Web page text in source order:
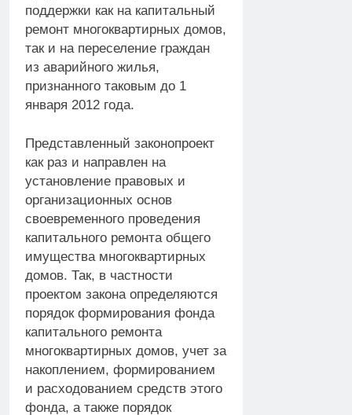
поддержки как на капитальный
ремонт многоквартирных домов,
так и на переселение граждан
из аварийного жилья,
признанного таковым до 1
января 2012 года.
Представленный законопроект
как раз и направлен на
установление правовых и
организационных основ
своевременного проведения
капитального ремонта общего
имущества многоквартирных
домов. Так, в частности
проектом закона определяются
порядок формирования фонда
капитального ремонта
многоквартирных домов, учет за
накоплением, формированием
и расходованием средств этого
фонда, а также порядок